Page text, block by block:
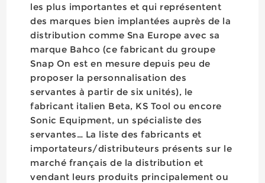
les plus importantes et qui représentent
des marques bien implantées auprès de la
distribution comme Sna Europe avec sa
marque Bahco (ce fabricant du groupe
Snap On est en mesure depuis peu de
proposer la personnalisation des
servantes à partir de six unités), le
fabricant italien Beta, KS Tool ou encore
Sonic Equipment, un spécialiste des
servantes… La liste des fabricants et
importateurs/distributeurs présents sur le
marché français de la distribution et
vendant leurs produits principalement ou